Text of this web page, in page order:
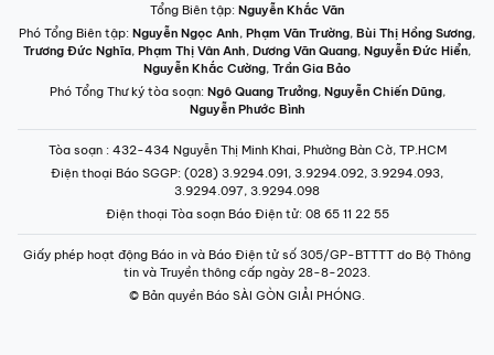
Tổng Biên tập: Nguyễn Khắc Văn
Phó Tổng Biên tập: Nguyễn Ngọc Anh, Phạm Văn Trường, Bùi Thị Hồng Sương,
Trương Đức Nghĩa, Phạm Thị Vân Anh, Dương Văn Quang, Nguyễn Đức Hiển,
Nguyễn Khắc Cường, Trần Gia Bảo
Phó Tổng Thư ký tòa soạn: Ngô Quang Trưởng, Nguyễn Chiến Dũng,
Nguyễn Phước Bình
Tòa soạn : 432-434 Nguyễn Thị Minh Khai, Phường Bàn Cờ, TP.HCM
Điện thoại Báo SGGP: (028) 3.9294.091, 3.9294.092, 3.9294.093,
3.9294.097, 3.9294.098
Điện thoại Tòa soạn Báo Điện tử: 08 65 11 22 55
Giấy phép hoạt động Báo in và Báo Điện tử số 305/GP-BTTTT do Bộ Thông
tin và Truyền thông cấp ngày 28-8-2023.
© Bản quyền Báo SÀI GÒN GIẢI PHÓNG.